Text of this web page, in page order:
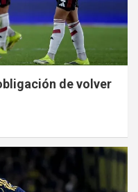
de volver